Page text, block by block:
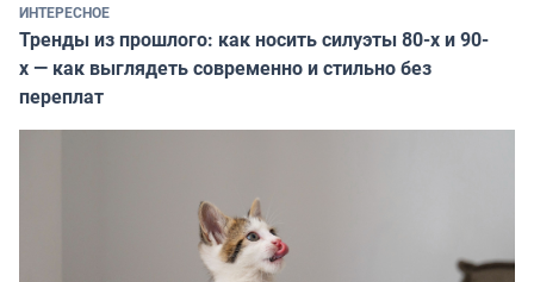
ИНТЕРЕСНОЕ
Тренды из прошлого: как носить силуэты 80-х и 90-
х — как выглядеть современно и стильно без
переплат